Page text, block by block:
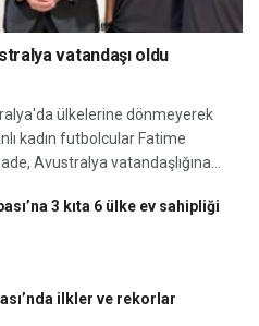
vatandaşı oldu
ülkelerine dönmeyerek
kadın futbolcular Fatime
Avustralya vatandaşlığına...
3 kıta 6 ülke ev sahipliği
ilkler ve rekorlar